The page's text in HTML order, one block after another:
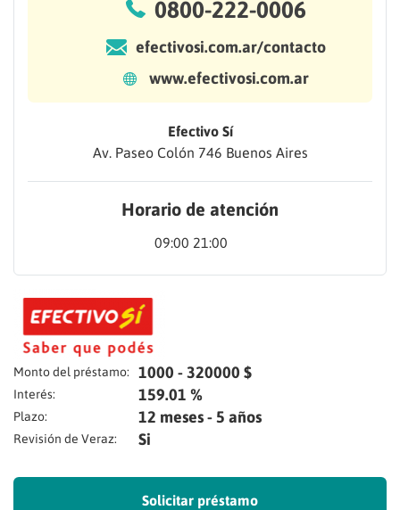
0800-222-0006
efectivosi.com.ar/contacto
www.efectivosi.com.ar
Efectivo Sí
Av. Paseo Colón 746 Buenos Aires
Horario de atención
09:00 21:00
Monto del préstamo: 1000 - 320000 $
Interés: 159.01 %
Plazo: 12 meses - 5 años
Revisión de Veraz: Si
Solicitar préstamo